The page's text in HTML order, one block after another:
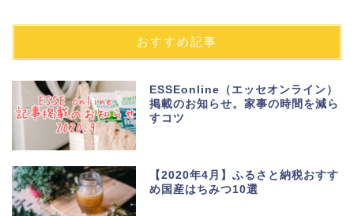
おすすめ記事
ESSEonline（エッセオンライン）
掲載のお知らせ。家事の時間を減ら
すコツ
【2020年4月】ふるさと納税おすす
め国産はちみつ10選